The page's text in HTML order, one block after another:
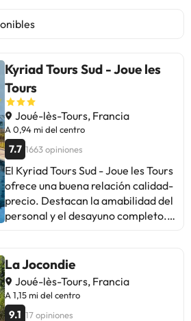
Kyriad Tours Sud - Joue les
Tours
Joué-lès-Tours, Francia
A 0,94 mi del centro
7.7 1663 opiniones
El Kyriad Tours Sud - Joue les Tours
ofrece una buena relación calidad-
precio. Destacan la amabilidad del
personal y el desayuno completo.
limpieza. En general, es un lugar
acogedor para viajeros que buscan
un ambiente tranquilo y cercano al
centro comercial y al transporte
La Jocondie
Joué-lès-Tours, Francia
A 1,15 mi del centro
9.1 17 opiniones